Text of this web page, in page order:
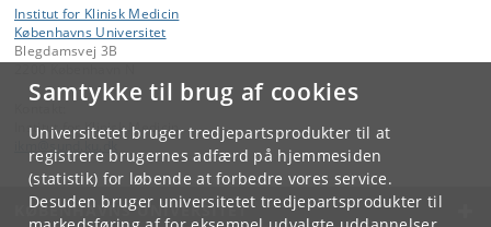
Samtykke til brug af cookies
Universitetet bruger tredjepartsprodukter til at
registrere brugernes adfærd på hjemmesiden
(statistik) for løbende at forbedre vores service.
Desuden bruger universitetet tredjepartsprodukter til
Institut for Klinisk Medicin
Københavns Universitet
Blegdamsvej 3B
Institut for Klinisk Medicin
KØBENHAVNS UNIVERSITET